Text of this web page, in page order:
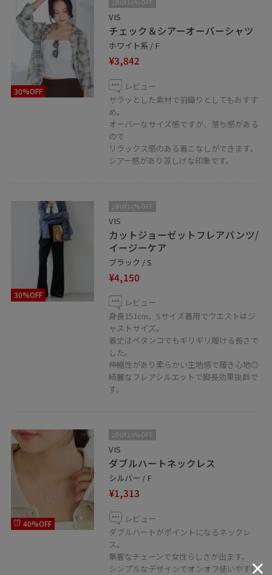
30%OFF
2BUY10%OFF
VIS
チェック＆シアーオーバーシャツ
ホワイト系 / F
¥3,842
レビュー
サラッとした素材で羽織りとしてもおすす
め。
オーバーなサイズ感ですが、落ち感がある
ので
リラックス感のある着こなしができます。
シアー感があり涼しげな印象です。
30%OFF
2BUY10%OFF
VIS
カットジョーゼットフレアパンツ/
イージーケア
ブラック / S
¥4,150
レビュー
身長151cm、Sサイズ着用でウエストはジ
ャストサイズ。
着丈はペタンコでもギリギリ履ける長さで
した。
伸縮性があり柔らかい生地感で履き心地◎
綺麗なフレアシルエットで脚長効果抜群で
す。
40%OFF
2BUY10%OFF
VIS
ダブルハートネックレス
シルバー / F
¥1,313
レビュー
ダブルハートがポイントになるネックレ
ス。
華奢なチェーンで女性らしさが出ます。
シンプルなデザインでオンオフ使いやすい